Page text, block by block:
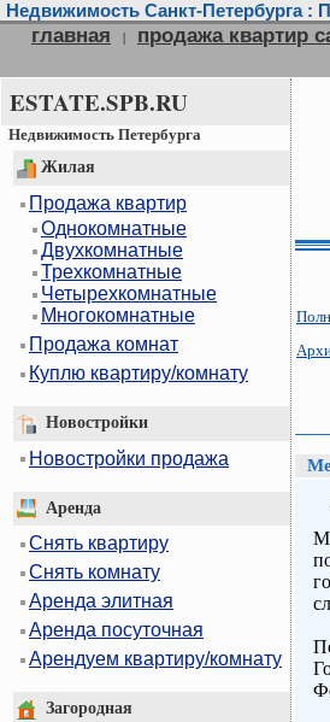
Недвижимость Санкт-Петербурга :
главная | продажа квартир
ESTATE.SPB.RU
Недвижимость Петербурга
Жилая
Продажа квартир
Однокомнатные
Двухкомнатные
Трехкомнатные
Четырехкомнатные
Многокомнатные
Продажа комнат
Куплю квартиру/комнату
Новостройки
Новостройки продажа
Аренда
Снять квартиру
Снять комнату
Аренда элитная
Аренда посуточная
Арендуем квартиру/комнату
Загородная